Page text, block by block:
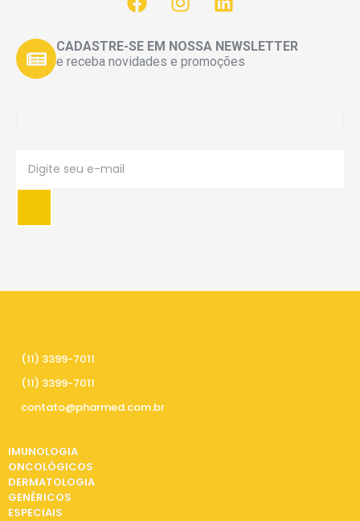
CADASTRE-SE EM NOSSA NEWSLETTER
e receba novidades e promoções
(11) 3399-7011
(11) 3399-7011
contato@pharmed.com.br
IMUNOLOGIA
ONCOLÓGICOS
DERMATOLOGIA
GENÉRICOS
ESPECIAIS